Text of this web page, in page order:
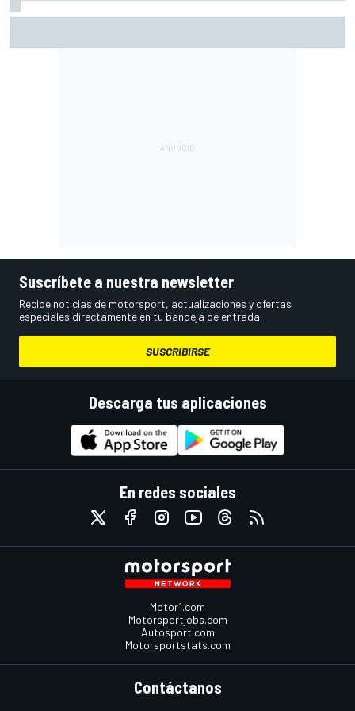
Suscríbete a nuestra newsletter
Recibe noticias de motorsport, actualizaciones y ofertas
especiales directamente en tu bandeja de entrada.
SUSCRIBIRSE
Descarga tus aplicaciones
En redes sociales
Motor1.com
Motorsportjobs.com
Autosport.com
Motorsportstats.com
Contáctanos